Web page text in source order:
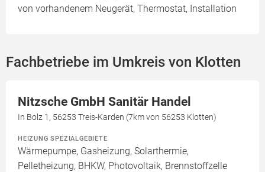
von vorhandenem Neugerät, Thermostat, Installation
Fachbetriebe im Umkreis von Klotten
Nitzsche GmbH Sanitär Handel
In Bolz 1, 56253 Treis-Karden (7km von 56253 Klotten)
HEIZUNG SPEZIALGEBIETE
Wärmepumpe, Gasheizung, Solarthermie,
Pelletheizung, BHKW, Photovoltaik, Brennstoffzelle